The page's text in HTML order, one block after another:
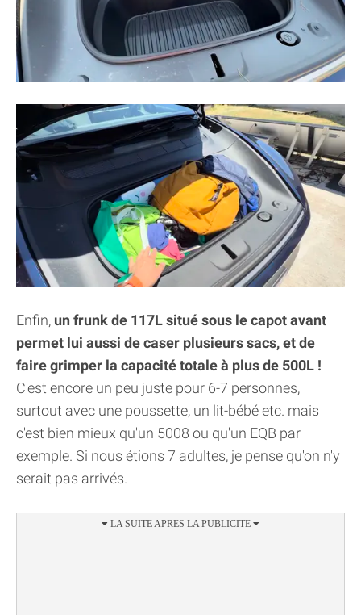
Enfin, un frunk de 117L situé sous le capot avant
permet lui aussi de caser plusieurs sacs, et de
faire grimper la capacité totale à plus de 500L !
C'est encore un peu juste pour 6-7 personnes,
surtout avec une poussette, un lit-bébé etc. mais
c'est bien mieux qu'un 5008 ou qu'un EQB par
exemple. Si nous étions 7 adultes, je pense qu'on n'y
serait pas arrivés.